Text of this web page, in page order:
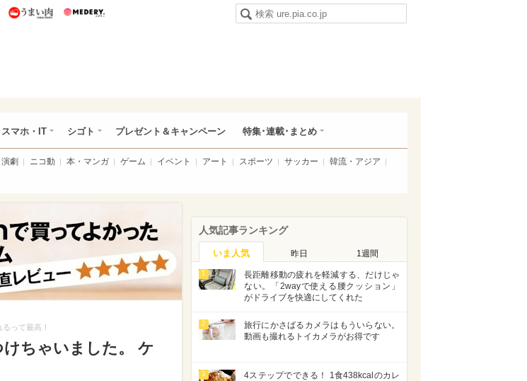
うまいパン うまい肉
スマホ・IT シゴト プレゼント＆キャンペーン 特集･連載･まとめ
演劇 ニコ動 本・マンガ ゲーム イベント アート スポーツ サッカー
韓流・アジア
って最高！
ちゃいました。 ケ
人気記事ランキング
いま人気 昨日 1週間
1
長距離移動の疲れを軽減する、だけじゃ
ない。「2wayで使える腰クッション」
がドライブを快適にしてくれた
2
旅行にかさばるカメラはもういらない。
動画も撮れるトイカメラがお得です
3
4ステップでできる！ 1食438kcalのカレ